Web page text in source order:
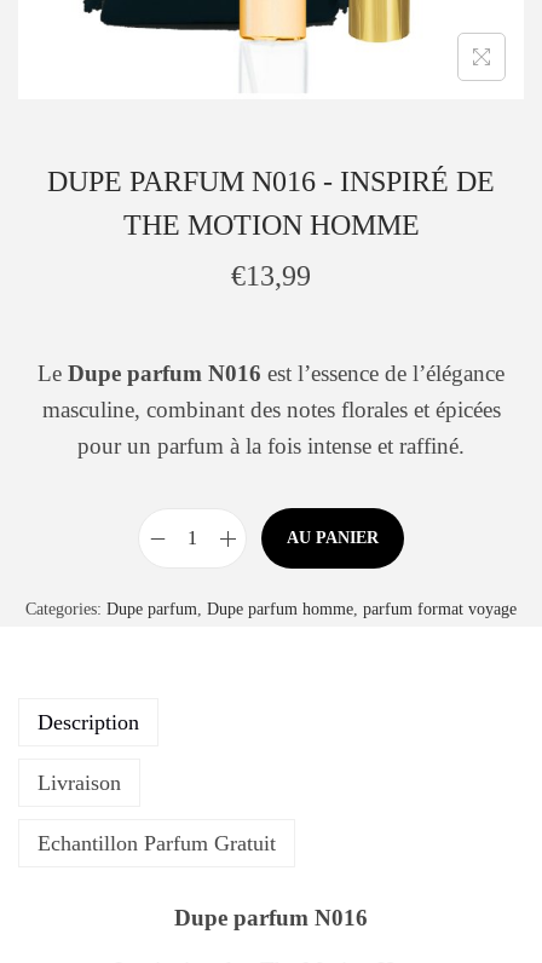
DUPE PARFUM N016 - INSPIRÉ DE
THE MOTION HOMME
€13,99
Le Dupe parfum N016 est l’essence de l’élégance
masculine, combinant des notes florales et épicées
pour un parfum à la fois intense et raffiné.
AU PANIER
Categories: Dupe parfum, Dupe parfum homme, parfum format voyage
Description
Livraison
Echantillon Parfum Gratuit
Dupe parfum N016